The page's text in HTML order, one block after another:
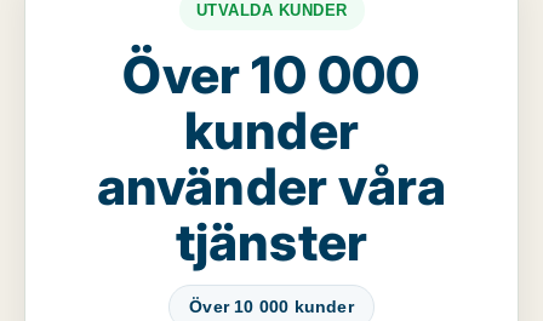
UTVALDA KUNDER
Över 10 000
kunder
använder våra
tjänster
Över 10 000 kunder